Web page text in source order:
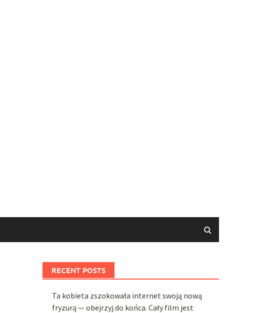
RECENT POSTS
Ta kobieta zszokowała internet swoją nową
fryzurą — obejrzyj do końca. Cały film jest